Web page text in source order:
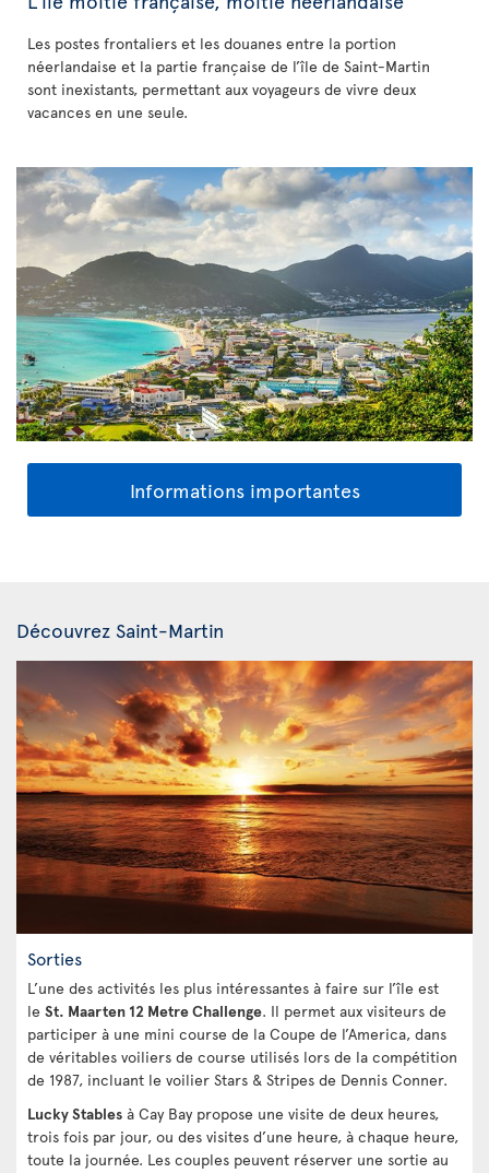
Les postes frontaliers et les douanes entre la portion
néerlandaise et la partie française de l’île de Saint-Martin
sont inexistants, permettant aux voyageurs de vivre deux
vacances en une seule.
Informations importantes
Découvrez Saint-Martin
Sorties
L’une des activités les plus intéressantes à faire sur l’île est
le St. Maarten 12 Metre Challenge. Il permet aux visiteurs de
participer à une mini course de la Coupe de l’America, dans
de véritables voiliers de course utilisés lors de la compétition
de 1987, incluant le voilier Stars & Stripes de Dennis Conner.
Lucky Stables à Cay Bay propose une visite de deux heures,
trois fois par jour, ou des visites d’une heure, à chaque heure,
toute la journée. Les couples peuvent réserver une sortie au